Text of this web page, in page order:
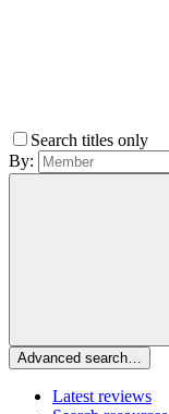
Search titles only
By:
Advanced search…
Latest reviews